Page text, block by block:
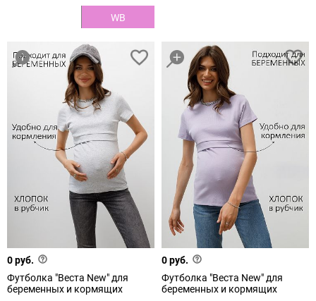
WB
0 руб.
Футболка "Веста New" для
беременных и кормящих
0 руб.
Футболка "Веста New" для
беременных и кормящих